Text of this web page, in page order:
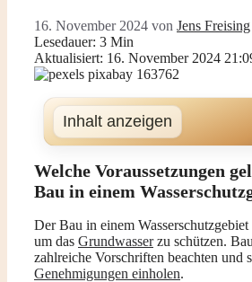
16. November 2024 von Jens Freising
Lesedauer: 3 Min
Aktualisiert: 16. November 2024
Inhalt anzeigen
Welche Voraussetzungen
Bau in einem
Der Bau in einem Wasserschutzgebiet
um das Grundwasserzu schützen.
zahlreiche Vorschriften beachten und
Genehmigungen einholen.